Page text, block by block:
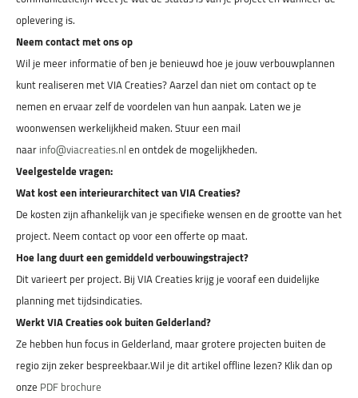
oplevering is.
Neem contact met ons op
Wil je meer informatie of ben je benieuwd hoe je jouw verbouwplannen
kunt realiseren met VIA Creaties? Aarzel dan niet om contact op te
nemen en ervaar zelf de voordelen van hun aanpak. Laten we je
woonwensen werkelijkheid maken. Stuur een mail
naarinfo@viacreaties.nlen ontdek de mogelijkheden.
Veelgestelde vragen:
Wat kost een interieurarchitect van VIA Creaties?
De kosten zijn afhankelijk van je specifieke wensen en de grootte van het
project. Neem contact op voor een offerte op maat.
Hoe lang duurt een gemiddeld verbouwingstraject?
Dit varieert per project. Bij VIA Creaties krijg je vooraf een duidelijke
planning met tijdsindicaties.
Werkt VIA Creaties ook buiten Gelderland?
Ze hebben hun focus in Gelderland, maar grotere projecten buiten de
regio zijn zeker bespreekbaar.Wil je dit artikel offline lezen? Klik dan op
onze PDF brochure